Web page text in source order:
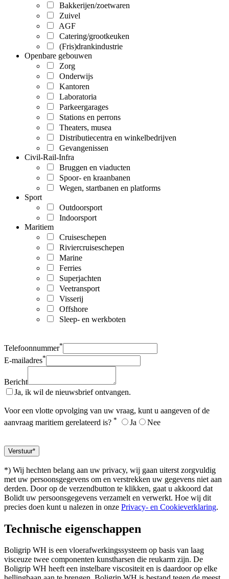
Bakkerijen/zoetwaren
Zuivel
AGF
Catering/grootkeuken
(Fris)drankindustrie
Openbare gebouwen
Zorg
Onderwijs
Kantoren
Laboratoria
Parkeergarages
Stations en perrons
Theaters, musea
Distributiecentra en winkelbedrijven
Gevangenissen
Civil-Rail-Infra
Bruggen en viaducten
Spoor- en kraanbanen
Wegen, startbanen en platforms
Sport
Outdoorsport
Indoorsport
Maritiem
Cruiseschepen
Riviercruiseschepen
Marine
Ferries
Superjachten
Veetransport
Visserij
Offshore
Sleep- en werkboten
Telefoonnummer*
E-mailadres*
Bericht
Ja, ik wil de nieuwsbrief ontvangen.
Voor een vlotte opvolging van uw vraag, kunt u aangeven of de
aanvraag maritiem gerelateerd is? * Ja Nee
*) Wij hechten belang aan uw privacy, wij gaan uiterst zorgvuldig
met uw persoonsgegevens om en verstrekken uw gegevens niet aan
derden. Door op de verzendbutton te klikken, gaat u akkoord dat
Bolidt uw persoonsgegevens verzamelt en verwerkt. Hoe wij dit
precies doen kunt u nalezen in onze Privacy- en Cookieverklaring.
Technische eigenschappen
Boligrip WH is een vloerafwerkingssysteem op basis van laag
visceuze twee componenten kunstharsen die reukarm zijn. De
Boligrip WH heeft een instelbare viscositeit en is daardoor op elke